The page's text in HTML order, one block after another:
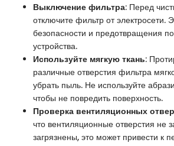
Выключение фильтра: Перед
отключите фильтр от электросети.
безопасности и предотвращения
устройства.
Используйте мягкую ткань:
различные отверстия фильтра
убрать пыль. Не используйте
чтобы не повредить поверхность.
Проверка вентиляционных
что вентиляционные отверстия не
загрязнены, это может привести к